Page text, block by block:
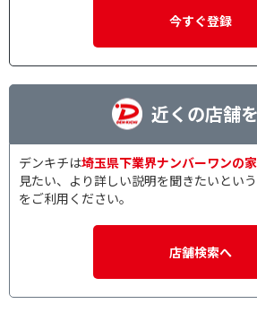
今すぐ登録
近くの店舗
デンキチは埼玉県下業界ナンバーワンの
見たい、より詳しい説明を聞きたいとい
をご利用ください。
店舗検索へ